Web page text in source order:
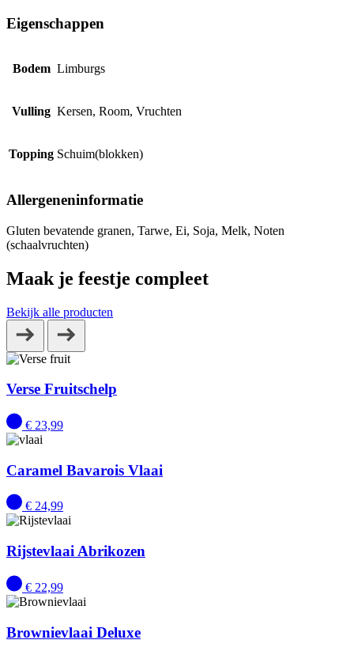
Eigenschappen
Bodem Limburgs
Vulling Kersen, Room, Vruchten
Topping Schuim(blokken)
Allergeneninformatie
Gluten bevatende granen, Tarwe, Ei, Soja, Melk, Noten
(schaalvruchten)
Maak je feestje compleet
Bekijk alle producten
Verse Fruitschelp
€ 23,99
Caramel Bavarois Vlaai
€ 24,99
Rijstevlaai Abrikozen
€ 22,99
Brownievlaai Deluxe